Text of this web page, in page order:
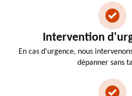
Intervention
En cas d'urgence, nous
dépanner sans